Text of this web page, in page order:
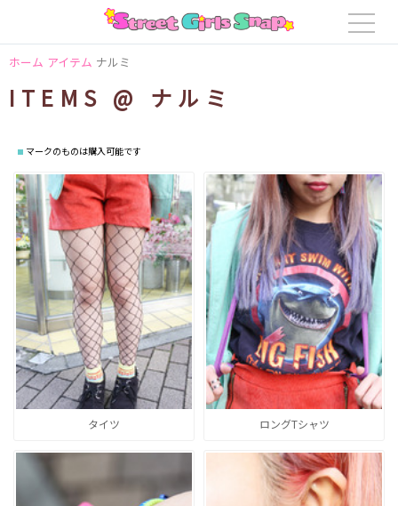
ホーム アイテム ナルミ
ITEMS @ ナルミ
マークのものは購入可能です
タイツ ロングTシャツ